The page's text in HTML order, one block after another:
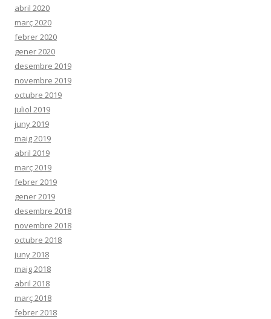
abril 2020
març 2020
febrer 2020
gener 2020
desembre 2019
novembre 2019
octubre 2019
juliol 2019
juny 2019
maig 2019
abril 2019
març 2019
febrer 2019
gener 2019
desembre 2018
novembre 2018
octubre 2018
juny 2018
maig 2018
abril 2018
març 2018
febrer 2018